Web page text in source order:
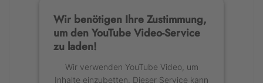
Wir benötigen Ihre Zustimmung,
um den YouTube Video-Service
zu laden!
Wir verwenden YouTube Video, um
Inhalte einzubetten. Dieser Service kann